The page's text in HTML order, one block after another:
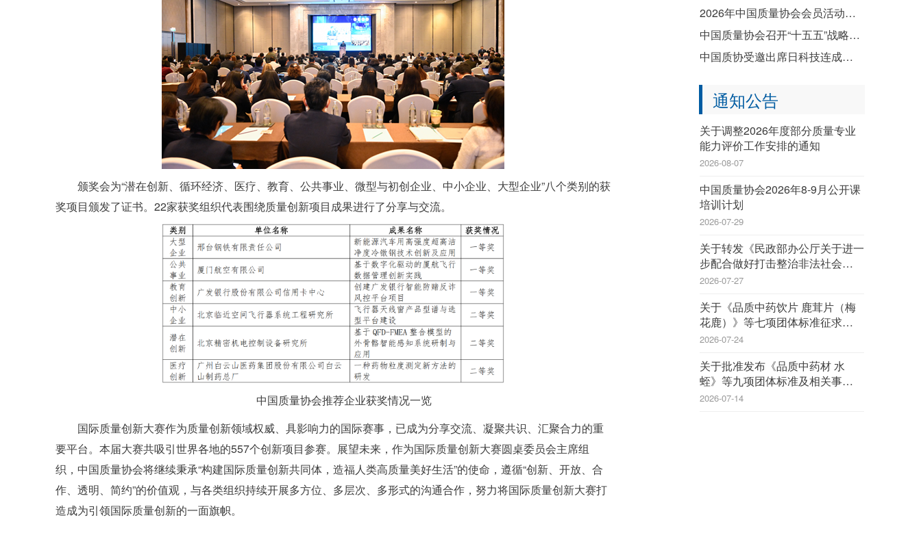
颁奖会为“潜在创新、循环经济、医疗、教育、公共事业、微型与初创企业、中小企业、大型企业”八个类别的获
奖项目颁发了证书。22家获奖组织代表围绕质量创新项目成果进行了分享与交流。
中国质量协会推荐企业获奖情况一览
国际质量创新大赛作为质量创新领域权威、具影响力的国际赛事，已成为分享交流、凝聚共识、汇聚合力的重
要平台。本届大赛共吸引世界各地的557个创新项目参赛。展望未来，作为国际质量创新大赛圆桌委员会主席组
织，中国质量协会将继续秉承“构建国际质量创新共同体，造福人类高质量美好生活”的使命，遵循“创新、开放、合
作、透明、简约”的价值观，与各类组织持续开展多方位、多层次、多形式的沟通合作，努力将国际质量创新大赛打
造成为引领国际质量创新的一面旗帜。
2026年中国质量协会会员活动暨企业质量文化建设推进交流活动成功举办
中国质量协会召开“十五五”战略规划宣贯会
中国质协受邀出席日科技连成立80周年纪念演讲会暨纪念祝贺会
通知公告
关于调整2026年度部分质量专业
能力评价工作安排的通知
2026-08-07
中国质量协会2026年8-9月公开课
培训计划
2026-07-29
关于转发《民政部办公厅关于进一
步配合做好打击整治非法社会组织
工作的通知》的通知
2026-07-27
关于《品质中药饮片 鹿茸片（梅
花鹿）》等七项团体标准征求意见
的函
2026-07-24
关于批准发布《品质中药材 水
蛭》等九项团体标准及相关事宜的
公告
2026-07-14